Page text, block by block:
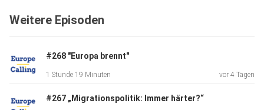
Weitere Episoden
#268 "Europa brennt"
1 Stunde 19 Minuten vor 4 Tagen
#267 „Migrationspolitik: Immer härter?“